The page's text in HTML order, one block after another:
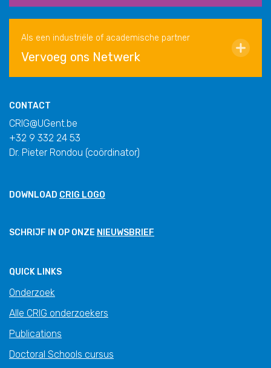
Als een industriële of academische partner
Vervoeg ons Netwerk
CONTACT
CRIG@UGent.be
+32 9 332 24 53
Dr. Pieter Rondou (coördinator)
DOWNLOAD CRIG LOGO
SCHRIJF IN OP ONZE NIEUWSBRIEF
QUICK LINKS
Onderzoek
Alle CRIG onderzoekers
Publications
Doctoral Schools cursus